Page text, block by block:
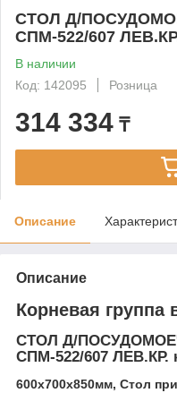
СТОЛ Д/
СПМ-522/607
В наличии
Код: 142095
Розница
314 334 ₸
Описание
Описание
Корневая группа
СТОЛ Д/
СПМ-522/607 ЛЕВ.КР.
600х700х850мм, Стол